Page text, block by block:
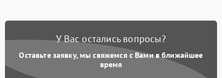
У Вас остались вопросы?
Оставьте заявку, мы свяжемся с Вами в ближайшее
время